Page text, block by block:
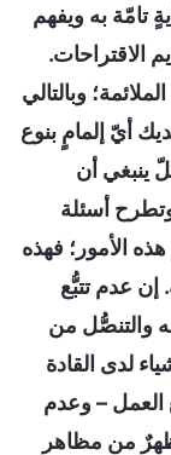
تامّة به ويفهم
الاقتراحات.
وبالتالي
أيّ إلمامٍ بنوع
ينبغي أن
أسئلة
الأمور؛ فهذه
عدم تتبُّع
والتنصُّل من
لدى القادة
العمل – وعدم
من مظاهر